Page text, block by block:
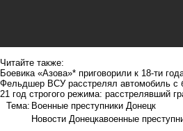
Читайте также:
Боевика «Азова»* приговорили к 18-ти
Фельдшер ВСУ расстрелял автомобиль
21 год строгого режима: расстрелявший
Тема: Военные преступники Донецк
Новости Донецкавоенные